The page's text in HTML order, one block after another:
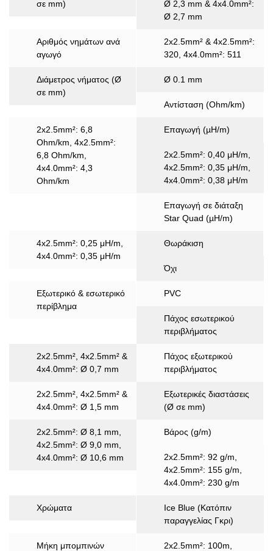
σε mm)
Ø 2,3 mm & 4x4.0mm²:
Ø 2,7 mm
Αριθμός νημάτων ανά
αγωγό
2x2.5mm² & 4x2.5mm²:
320, 4x4.0mm²: 511
Διάμετρος νήματος (Ø
σε mm)
Ø 0.1 mm
Αντίσταση (Ohm/km)
2x2.5mm²: 6,8
Ohm/km, 4x2.5mm²:
6,8 Ohm/km,
4x4.0mm²: 4,3
Ohm/km
Επαγωγή (µH/m)
2x2.5mm²: 0,40 μH/m,
4x2.5mm²: 0,35 μH/m,
4x4.0mm²: 0,38 μH/m
Επαγωγή σε διάταξη
Star Quad (µH/m)
4x2.5mm²: 0,25 μH/m,
4x4.0mm²: 0,35 μH/m
Θωράκιση
Όχι
Εξωτερικό & εσωτερικό
περίβλημα
PVC
Πάχος εσωτερικού
περιβλήματος
2x2.5mm², 4x2.5mm² &
4x4.0mm²: Ø 0,7 mm
Πάχος εξωτερικού
περιβλήματος
2x2.5mm², 4x2.5mm² &
4x4.0mm²: Ø 1,5 mm
Εξωτερικές διαστάσεις
(Ø σε mm)
2x2.5mm²: Ø 8,1 mm,
4x2.5mm²: Ø 9,0 mm,
4x4.0mm²: Ø 10,6 mm
Βάρος (g/m)
2x2.5mm²: 92 g/m,
4x2.5mm²: 155 g/m,
4x4.0mm²: 230 g/m
Χρώματα
Ice Blue (Κατόπιν
παραγγελίας Γκρι)
Μήκη μπομπινών
2x2.5mm²: 100m,